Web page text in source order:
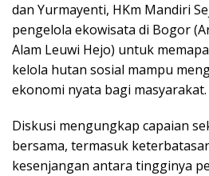
dan Yurmayenti, HKm Mandiri
pengelola ekowisata di Bogor
Alam Leuwi Hejo) untuk
kelola hutan sosial mampu
ekonomi nyata bagi masyarakat.
Diskusi mengungkap capaian
bersama, termasuk
kesenjangan antara tingginya